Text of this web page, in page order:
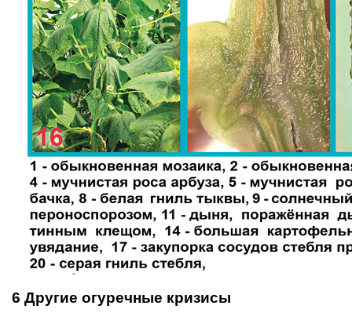
6 Другие огуречные кризисы